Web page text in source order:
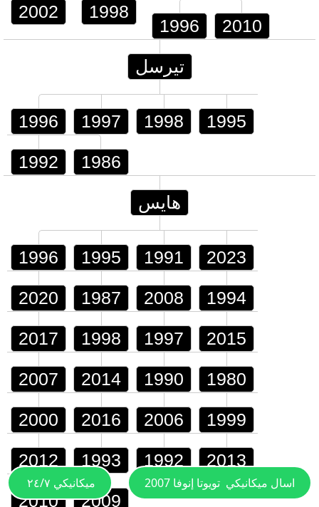
2002 1998
1996 2010
تيرسل
1996 1997 1998 1995
1992 1986
هايس
1996 1995 1991 2023
2020 1987 2008 1994
2017 1998 1997 2015
2007 2014 1990 1980
2000 2016 2006 1999
2012 1993 1992 2013
2010 2009
اسال ميكانيكي تويوتا إنوفا 2007 ميكانيكي ٢٤/٧